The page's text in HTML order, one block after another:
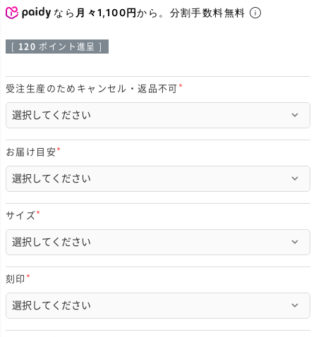
なら 月々1,100円から。分割手数料無料
[ 120 ポイント進呈 ]
受注生産のためキャンセル・返品不可
)
お届け目安
必
須
)
サイズ
須
)
刻印
必
須
)